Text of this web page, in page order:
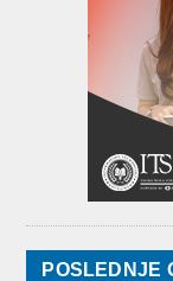
POSLEDNJE